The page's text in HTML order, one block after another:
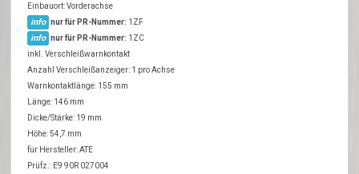
Einbauort: Vorderachse
info nur für PR-Nummer: 1ZF
info nur für PR-Nummer: 1ZC
inkl. Verschleißwarnkontakt
Anzahl Verschleißanzeiger: 1 pro Achse
Warnkontaktlänge: 155 mm
Länge: 146 mm
Dicke/Stärke: 19 mm
Höhe: 54,7 mm
für Hersteller: ATE
Prüfz.: E9 90R 027004